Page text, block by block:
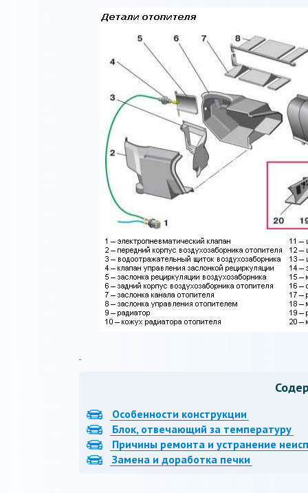
Особенности конструкции
Блок, отвечающий за температуру
Причины ремонта и устранение
Замена и доработка печки